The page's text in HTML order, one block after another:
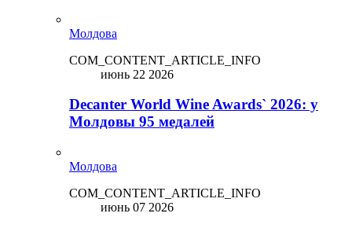
Молдова
COM_CONTENT_ARTICLE_INFO
июнь 22 2026
Decanter World Wine Awards` 2026: у
Молдовы 95 медалей
Молдова
COM_CONTENT_ARTICLE_INFO
июнь 07 2026